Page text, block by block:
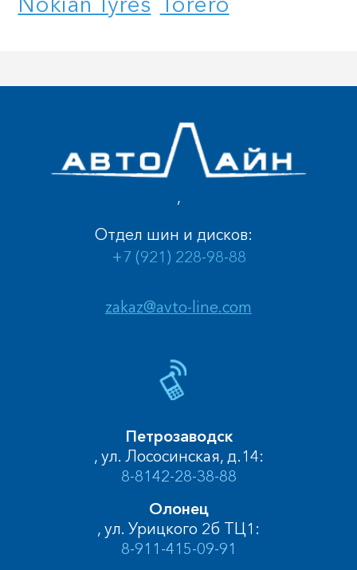
,
zakaz@avto-line.com
Отдел шин и дисков:
+7 (921) 228-98-88
Петрозаводск
, ул. Лососинская, д.14:
8-8142-28-38-88
Олонец
, ул. Урицкого 2б ТЦ1:
8-911-415-09-91